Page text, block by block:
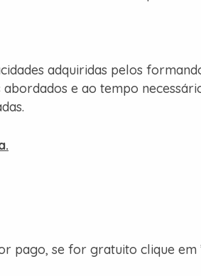
adquiridas pelos
e ao tempo
pago, se for gratuito clique em